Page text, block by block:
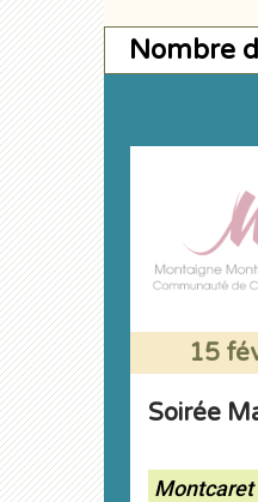
Nombre
15
Soirée
Montcaret